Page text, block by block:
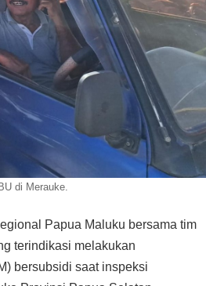
di Merauke.
Papua Maluku bersama tim
terindikasi melakukan
bersubsidi saat inspeksi